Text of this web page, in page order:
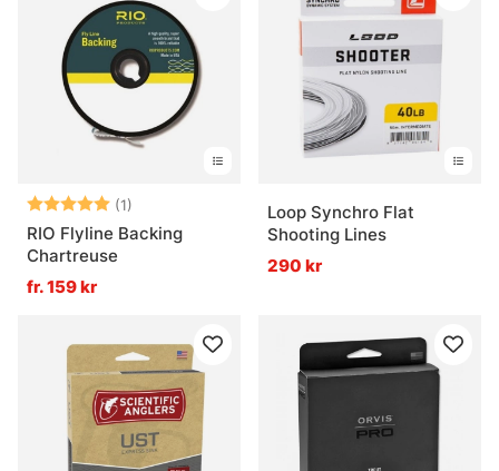
Betyg: (1)
5.0 utav 5 stjärnor
RIO Flyline Backing
Chartreuse
fr. 159 kr
Loop Synchro Flat
Shooting Lines
290 kr